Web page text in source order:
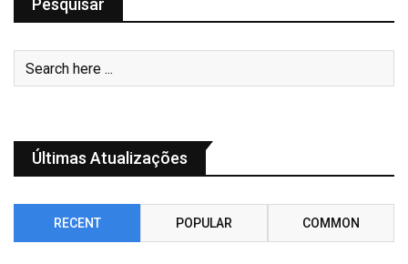
Pesquisar
Últimas Atualizações
RECENT POPULAR COMMON